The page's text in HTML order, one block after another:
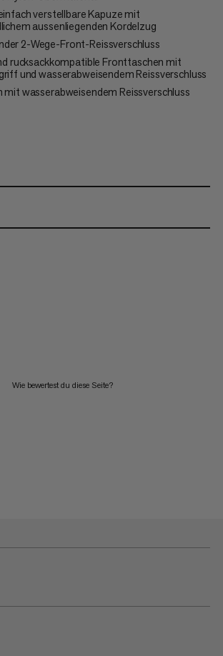
verstellbare Kapuze mit
aussenliegenden Kordelzug
2-Wege-Front-Reissverschluss
rucksackkompatible Fronttaschen mit
und wasserabweisendem Reissverschluss
mit wasserabweisendem Reissverschluss
Wie bewertest du diese Seite?